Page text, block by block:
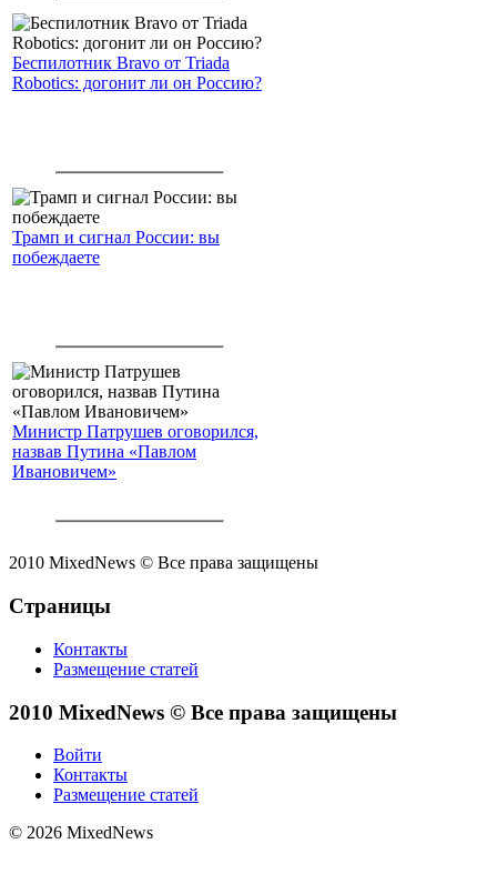
Беспилотник Bravo от Triada
Robotics: догонит ли он Россию?
Трамп и сигнал России: вы
побеждаете
Министр Патрушев оговорился,
назвав Путина «Павлом
Ивановичем»
2010 MixedNews © Все права защищены
Страницы
Контакты
Размещение статей
2010 MixedNews © Все права защищены
Войти
Контакты
Размещение статей
© 2026 MixedNews